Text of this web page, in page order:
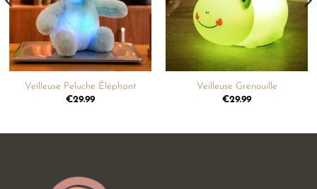
Veilleuse Peluche Éléphant
€29.99
Veilleuse Grenouille
€29.99